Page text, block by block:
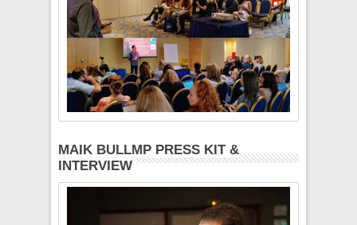
MAIK BULLMP PRESS KIT &
INTERVIEW